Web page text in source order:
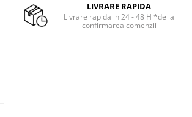
LIVRARE RAPIDA
Livrare rapida in 24 - 48 H *de la
confirmarea comenzii